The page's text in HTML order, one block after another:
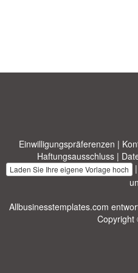
Einwilligungspräferenzen |
Haftungsausschluss |
Laden Sie Ihre eigene Vorlage hoch |
Allbusinesstemplates.com
Copyright